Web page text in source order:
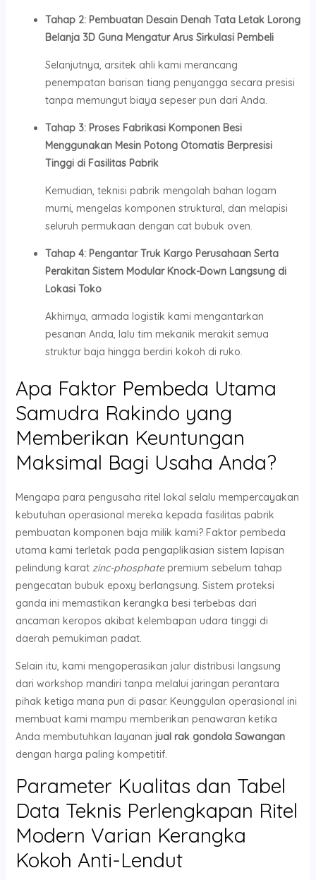
Tahap 2: Pembuatan Desain Denah Tata Letak Lorong
Belanja 3D Guna Mengatur Arus Sirkulasi Pembeli
Selanjutnya, arsitek ahli kami merancang
penempatan barisan tiang penyangga secara presisi
tanpa memungut biaya sepeser pun dari Anda.
Tahap 3: Proses Fabrikasi Komponen Besi
Menggunakan Mesin Potong Otomatis Berpresisi
Tinggi di Fasilitas Pabrik
Kemudian, teknisi pabrik mengolah bahan logam
murni, mengelas komponen struktural, dan melapisi
seluruh permukaan dengan cat bubuk oven.
Tahap 4: Pengantar Truk Kargo Perusahaan Serta
Perakitan Sistem Modular Knock-Down Langsung di
Lokasi Toko
Akhirnya, armada logistik kami mengantarkan
pesanan Anda, lalu tim mekanik merakit semua
struktur baja hingga berdiri kokoh di ruko.
Apa Faktor Pembeda Utama
Samudra Rakindo yang
Memberikan Keuntungan
Maksimal Bagi Usaha Anda?
Mengapa para pengusaha ritel lokal selalu mempercayakan
kebutuhan operasional mereka kepada fasilitas pabrik
pembuatan komponen baja milik kami? Faktor pembeda
utama kami terletak pada pengaplikasian sistem lapisan
pelindung karat zinc-phosphatepremium sebelum tahap
pengecatan bubuk epoxy berlangsung. Sistem proteksi
ganda ini memastikan kerangka besi terbebas dari
ancaman keropos akibat kelembapan udara tinggi di
daerah pemukiman padat.
Selain itu, kami mengoperasikan jalur distribusi langsung
dari workshop mandiri tanpa melalui jaringan perantara
pihak ketiga mana pun di pasar. Keunggulan operasional ini
membuat kami mampu memberikan penawaran ketika
Anda membutuhkan layanan jual rak gondola Sawangan
dengan harga paling kompetitif.
Parameter Kualitas dan Tabel
Data Teknis Perlengkapan Ritel
Modern Varian Kerangka
Kokoh Anti-Lendut